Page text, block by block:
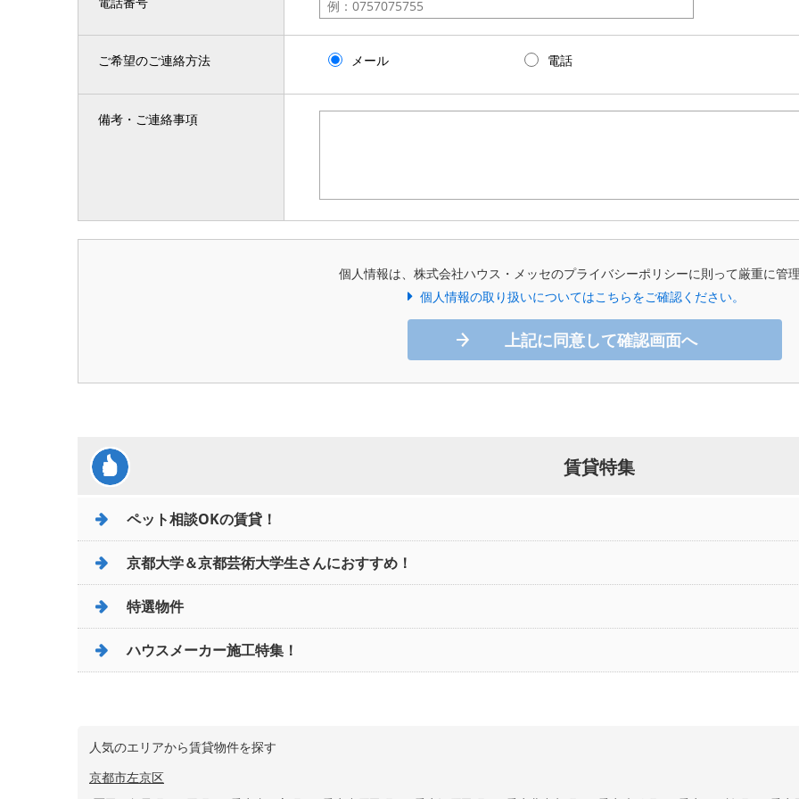
ご希望のご連絡方法 メール 電話
備考・ご連絡事項
個人情報は、株式会社ハウス・メッセのプライバシーポリシーに則って厳重に管理
個人情報の取り扱いについてはこちらをご確認ください。
上記に同意して確認画面へ
賃貸特集
ペット相談OKの賃貸！
京都大学＆京都芸術大学生さんにおすすめ！
特選物件
ハウスメーカー施工特集！
人気のエリアから賃貸物件を探す
京都市左京区